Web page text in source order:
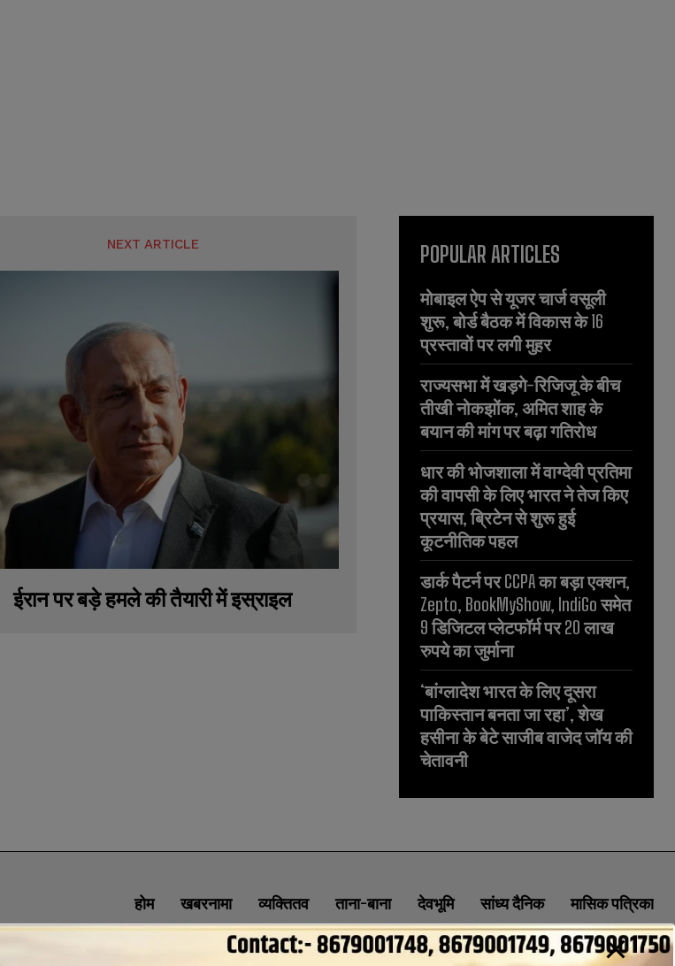
NEXT ARTICLE
ईरान पर बड़े हमले की तैयारी में इस्राइल
POPULAR ARTICLES
मोबाइल ऐप से यूजर चार्ज वसूली
शुरू, बोर्ड बैठक में विकास के 16
प्रस्तावों पर लगी मुहर
राज्यसभा में खड़गे-रिजिजू के बीच
तीखी नोकझोंक, अमित शाह के
बयान की मांग पर बढ़ा गतिरोध
धार की भोजशाला में वाग्देवी प्रतिमा
की वापसी के लिए भारत ने तेज किए
प्रयास, ब्रिटेन से शुरू हुई
कूटनीतिक पहल
डार्क पैटर्न पर CCPA का बड़ा एक्शन,
Zepto, BookMyShow, IndiGo समेत
9 डिजिटल प्लेटफॉर्म पर 20 लाख
रुपये का जुर्माना
‘बांग्लादेश भारत के लिए दूसरा
पाकिस्तान बनता जा रहा’, शेख
हसीना के बेटे साजीब वाजेद जॉय की
चेतावनी
होम खबरनामा व्यक्तितव ताना-बाना देवभूमि सांध्य दैनिक मासिक पत्रिका
ABOUT CONTACT PRIVACY POLICY NEWSLETTER